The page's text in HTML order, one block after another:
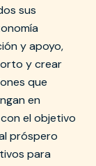
sus
y apoyo,
y crear
que
en
el objetivo
próspero
para